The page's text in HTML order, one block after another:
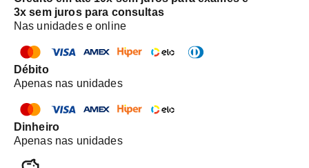
3x sem juros para consultas
Nas unidades e online
Débito
Apenas nas unidades
Dinheiro
Apenas nas unidades